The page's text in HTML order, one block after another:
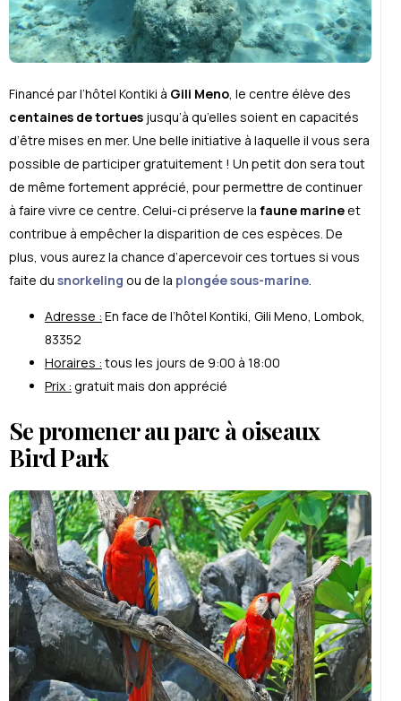
Financé par l’hôtel Kontiki à Gili Meno, le centre élève des
centaines de tortues jusqu’à qu’elles soient en capacités
d’être mises en mer. Une belle initiative à laquelle il vous sera
possible de participer gratuitement ! Un petit don sera tout
de même fortement apprécié, pour permettre de continuer
à faire vivre ce centre. Celui-ci préserve la faune marineet
contribue à empêcher la disparition de ces espèces. De
plus, vous aurez la chance d’apercevoir ces tortues si vous
faite du snorkeling ou de la plongée sous-marine.
Adresse : En face de l’hôtel Kontiki, Gili Meno, Lombok,
83352
Horaires : tous les jours de 9:00 à 18:00
Prix : gratuit mais don apprécié
Se promener au parc à oiseaux
Bird Park